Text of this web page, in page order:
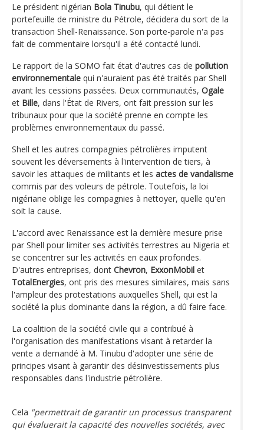
Le président nigérian Bola Tinubu, qui détient le
portefeuille de ministre du Pétrole, décidera du sort de la
transaction Shell-Renaissance. Son porte-parole n'a pas
fait de commentaire lorsqu'il a été contacté lundi.
Le rapport de la SOMO fait état d'autres cas de pollution
environnementale qui n'auraient pas été traités par Shell
avant les cessions passées. Deux communautés, Ogale
et Bille, dans l'État de Rivers, ont fait pression sur les
tribunaux pour que la société prenne en compte les
problèmes environnementaux du passé.
Shell et les autres compagnies pétrolières imputent
souvent les déversements à l'intervention de tiers, à
savoir les attaques de militants et les actes de vandalisme
commis par des voleurs de pétrole. Toutefois, la loi
nigériane oblige les compagnies à nettoyer, quelle qu'en
soit la cause.
L'accord avec Renaissance est la dernière mesure prise
par Shell pour limiter ses activités terrestres au Nigeria et
se concentrer sur les activités en eaux profondes.
D'autres entreprises, dont Chevron, ExxonMobil et
TotalEnergies, ont pris des mesures similaires, mais sans
l'ampleur des protestations auxquelles Shell, qui est la
société la plus dominante dans la région, a dû faire face.
La coalition de la société civile qui a contribué à
l'organisation des manifestations visant à retarder la
vente a demandé à M. Tinubu d'adopter une série de
principes visant à garantir des désinvestissements plus
responsables dans l'industrie pétrolière.
Cela "permettrait de garantir un processus transparent
qui évaluerait la capacité des nouvelles sociétés, avec